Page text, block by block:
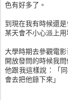
色有好多了。
到現在我有時候還
某天會不小心派上用
大學時期去參觀電
開放發問的時候我
他跟我這樣說：「
會去把他錄下來」